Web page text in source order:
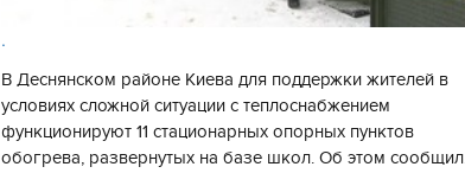
.
В Деснянском районе Киева для поддержки жителей в
условиях сложной ситуации с теплоснабжением
функционируют 11 стационарных опорных пунктов
обогрева, развернутых на базе школ. Об этом сообщил